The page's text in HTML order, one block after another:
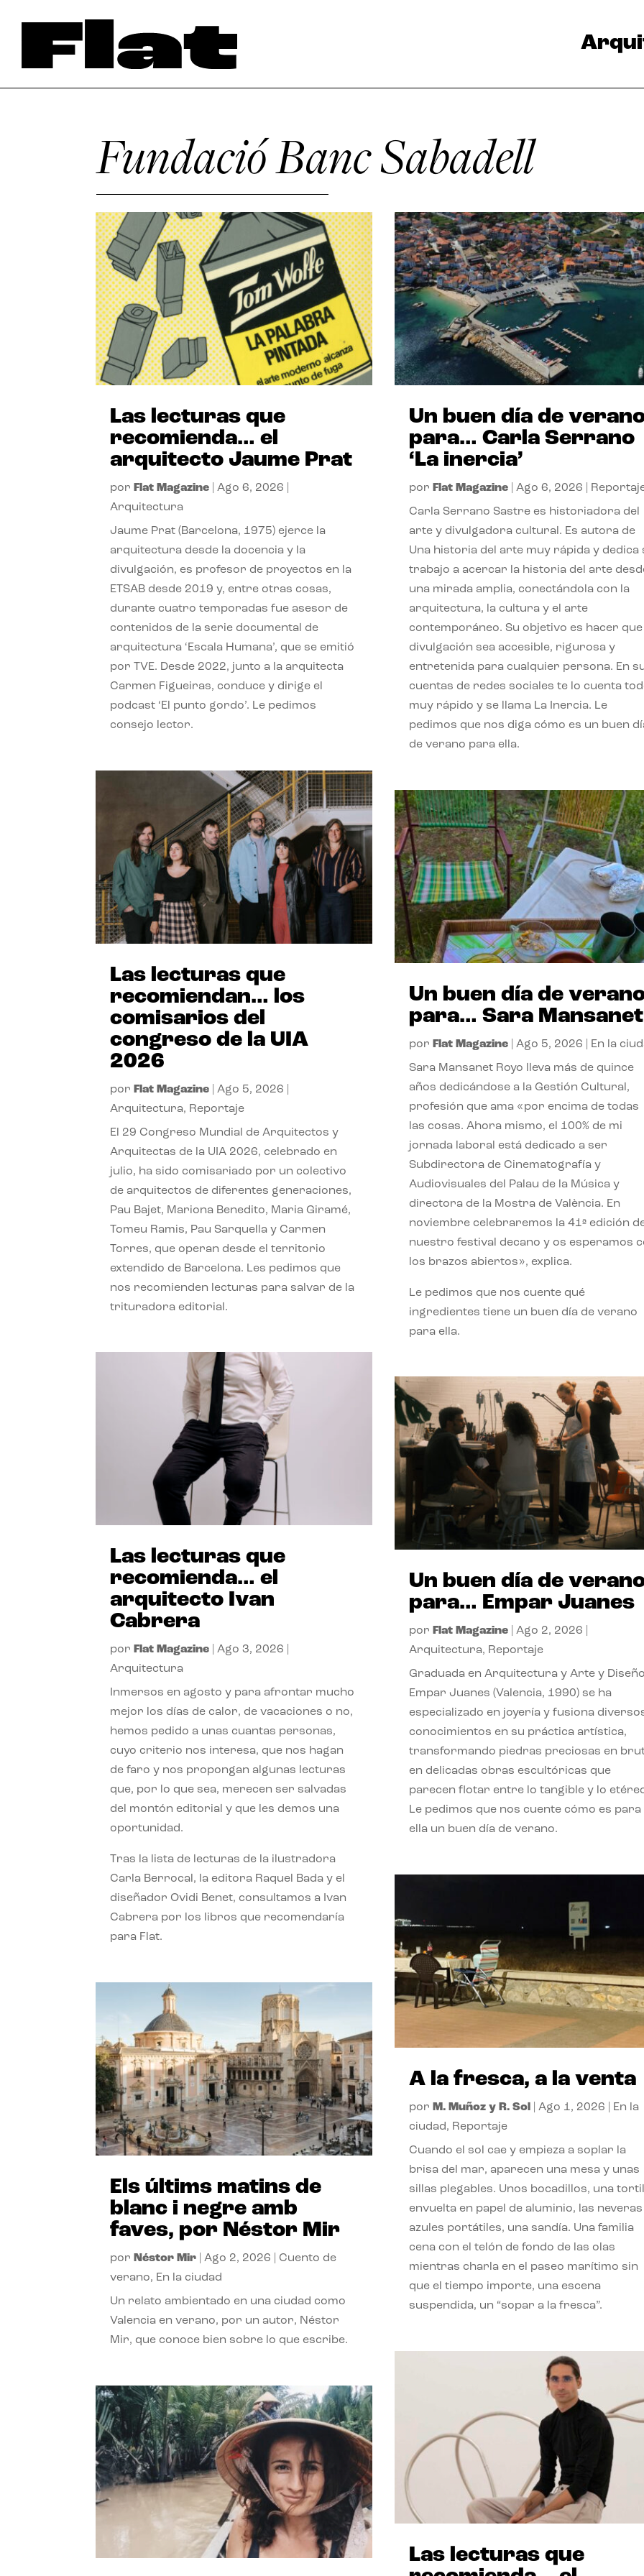
Fundació Banc Sabadell
Las lecturas que
recomienda… el
arquitecto Jaume Prat
por Flat Magazine |Ago 6, 2026
Arquitectura
Jaume Prat (Barcelona, 1975) ejerce la
arquitectura desde la docencia y la
divulgación, es profesor de proyectos en la
ETSAB desde 2019 y, entre otras cosas,
durante cuatro temporadas fue asesor de
contenidos de la serie documental de
arquitectura ‘Escala Humana’, que se emitió
por TVE. Desde 2022, junto a la arquitecta
Carmen Figueiras, conduce y dirige el
podcast ‘El punto gordo’. Le pedimos
consejo lector.
Las lecturas que
recomiendan… los
comisarios del
congreso de la UIA
2026
por Flat Magazine |Ago 5, 2026
Arquitectura, Reportaje
El 29 Congreso Mundial de Arquitectos y
Arquitectas de la UIA 2026, celebrado en
julio, ha sido comisariado por un colectivo
de arquitectos de diferentes generaciones,
Pau Bajet, Mariona Benedito, Maria Giramé,
Tomeu Ramis, Pau Sarquella y Carmen
Torres, que operan desde el territorio
extendido de Barcelona. Les pedimos que
nos recomienden lecturas para salvar de la
trituradora editorial.
Las lecturas que
recomienda… el
arquitecto Ivan
Cabrera
por Flat Magazine |Ago 3, 2026
Arquitectura
Inmersos en agosto y para afrontar mucho
mejor los días de calor, de vacaciones o no,
hemos pedido a unas cuantas personas,
cuyo criterio nos interesa, que nos hagan
de faro y nos propongan algunas lecturas
que, por lo que sea, merecen ser salvadas
del montón editorial y que les demos una
oportunidad.
Tras la lista de lecturas de la ilustradora
Carla Berrocal, la editora Raquel Bada y el
diseñador Ovidi Benet, consultamos a Ivan
Cabrera por los libros que recomendaría
para Flat.
Els últims matins de
blanc i negre amb
faves, por Néstor Mir
por Néstor Mir |Ago 2, 2026 |Cuento de
verano, En la ciudad
Un relato ambientado en una ciudad como
Valencia en verano, por un autor, Néstor
Mir, que conoce bien sobre lo que escribe.
Un buen día de
para… Carla Serrano
‘La inercia’
por Flat Magazine| Ago 6, 2026
Carla Serrano Sastre es historiadora del
arte y divulgadora cultural. Es autora de
Una historia del arte muy rápida y dedica
trabajo a acercar la historia del arte
una mirada amplia, conectándola con la
arquitectura, la cultura y el arte
contemporáneo. Su objetivo es hacer que
divulgación sea accesible, rigurosa y
entretenida para cualquier persona. En
cuentas de redes sociales te lo cuenta
muy rápido y se llama La Inercia. Le
pedimos que nos diga cómo es un buen
de verano para ella.
Un buen día de
para… Sara Mansanet
por Flat Magazine| Ago 5, 2026 En la
Sara Mansanet Royo lleva más de quince
años dedicándose a la Gestión Cultural,
profesión que ama «por encima de todas
las cosas. Ahora mismo, el 100% de mi
jornada laboral está dedicado a ser
Subdirectora de Cinematografía y
Audiovisuales del Palau de la Música y
directora de la Mostra de València. En
noviembre celebraremos la 41ª edición
nuestro festival decano y os esperamos
los brazos abiertos», explica.
Le pedimos que nos cuente qué
ingredientes tiene un buen día de verano
para ella.
Un buen día de
para… Empar Juanes
por Flat Magazine| Ago 2, 2026
Arquitectura, Reportaje
Graduada en Arquitectura y Arte y
Empar Juanes (Valencia, 1990) se ha
especializado en joyería y fusiona
conocimientos en su práctica artística,
transformando piedras preciosas en
en delicadas obras escultóricas que
parecen flotar entre lo tangible y lo
Le pedimos que nos cuente cómo es para
ella un buen día de verano.
A la fresca, a la venta
por M. Muñoz y R. Sol Ago 1, 2026
En la
ciudad, Reportaje
Cuando el sol cae y empieza a soplar la
brisa del mar, aparecen una mesa y unas
sillas plegables. Unos bocadillos, una
envuelta en papel de aluminio, las neveras
azules portátiles, una sandía. Una familia
cena con el telón de fondo de las olas
mientras charla en el paseo marítimo sin
que el tiempo importe, una escena
suspendida, un “sopar a la fresca”.
Las lecturas que